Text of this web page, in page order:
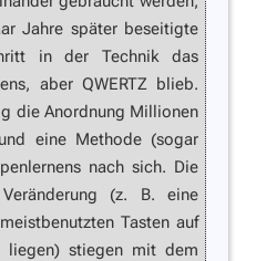
Jahre später beseitigte
in der Technik das
aber QWERTZ blieb.
die Anordnung Millionen
eine Methode (sogar
nach sich. Die
(z. B. eine
Tasten auf
liegen) stiegen mit dem